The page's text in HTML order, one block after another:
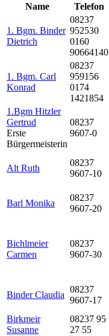
Name
Telefon
1. Bgm. Binder
Dietrich
08237
952530
0160
90664140
1. Bgm. Carl
Konrad
08237
959156
0174
1421854
1.Bgm Hitzler
Gertrud
Erste
Bürgermeisterin
08237
9607-0
Alt Ruth
08237
9607-10
Barl Monika
08237
9607-20
Bichlmeier
Carmen
08237
9607-30
Binder Claudia
08237
9607-17
Birkmeir
Susanne
08237 95
27 55